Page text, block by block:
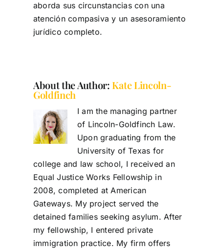
aborda sus circunstancias con una
atención compasiva y un asesoramiento
jurídico completo.
About the Author: Kate Lincoln-
Goldfinch
I am the managing partner
of Lincoln-Goldfinch Law.
Upon graduating from the
University of Texas for
college and law school, I received an
Equal Justice Works Fellowship in
2008, completed at American
Gateways. My project served the
detained families seeking asylum. After
my fellowship, I entered private
immigration practice. My firm offers